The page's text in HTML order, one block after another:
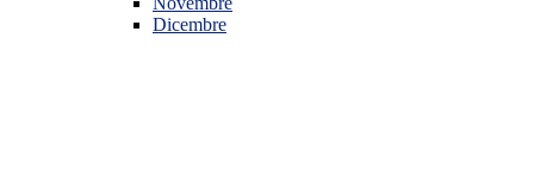
Dicembre